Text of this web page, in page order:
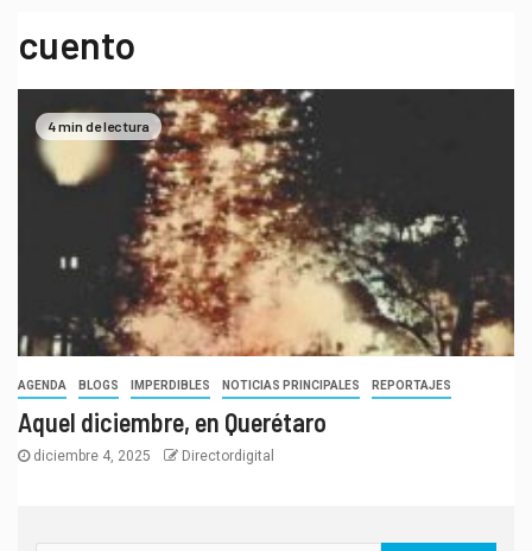
cuento
4 min de lectura
AGENDA BLOGS IMPERDIBLES NOTICIAS PRINCIPALES REPORTAJES
Aquel diciembre, en Querétaro
diciembre 4, 2025 Directordigital